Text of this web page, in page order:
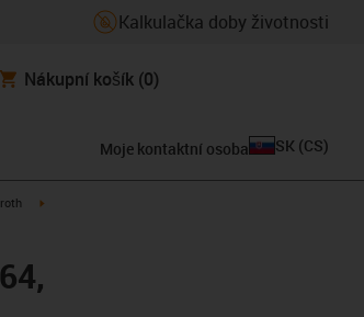
Kalkulačka doby životnosti
Nákupní košík (0)
Moje kontaktní osoba SK (CS)